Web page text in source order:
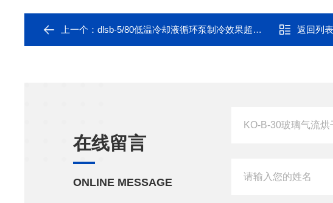
上一个： dlsb-5/80低温冷却液循环泵制冷效果超乎想象 返回列表
在线留言
ONLINE MESSAGE